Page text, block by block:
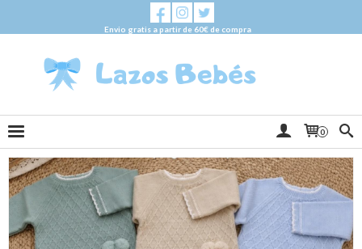
Envio gratis a partir de 60€ de compra
0